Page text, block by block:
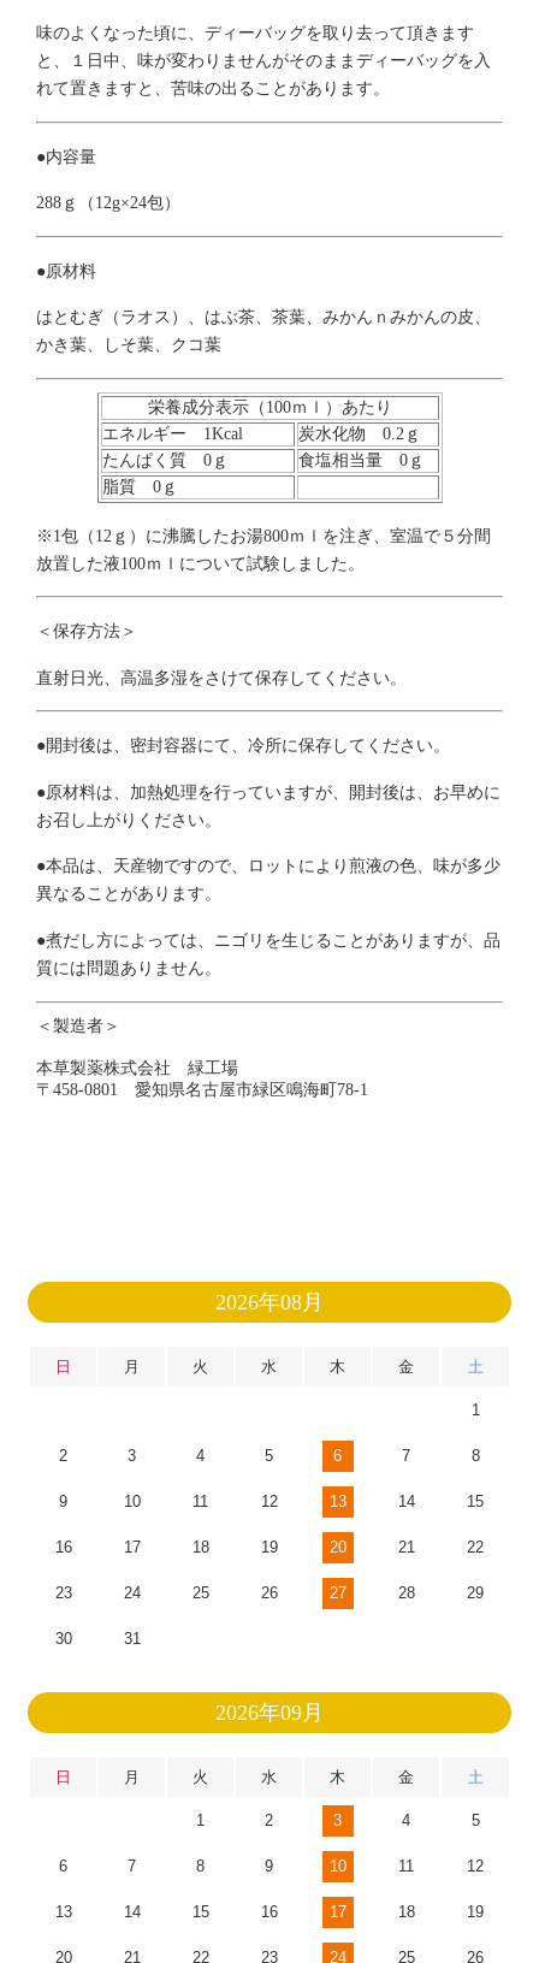
味のよくなった頃に、ディーバッグを取り去って頂きます
と、１日中、味が変わりませんがそのままディーバッグを入
れて置きますと、苦味の出ることがあります。
●内容量
288ｇ（12g×24包）
●原材料
はとむぎ（ラオス）、はぶ茶、茶葉、みかんｎみかんの皮、
かき葉、しそ葉、クコ葉
栄養成分表示（100ｍｌ）あたり
エネルギー 1Kcal
炭水化物 0.2ｇ
たんぱく質 0ｇ
食塩相当量 0ｇ
脂質 0ｇ
※1包（12ｇ）に沸騰したお湯800ｍｌを注ぎ、室温で５分間
放置した液100ｍｌについて試験しました。
＜保存方法＞
直射日光、高温多湿をさけて保存してください。
●開封後は、密封容器にて、冷所に保存してください。
●原材料は、加熱処理を行っていますが、開封後は、お早めに
お召し上がりください。
●本品は、天産物ですので、ロットにより煎液の色、味が多少
異なることがあります。
●煮だし方によっては、ニゴリを生じることがありますが、品
質には問題ありません。
＜製造者＞
本草製薬株式会社 緑工場
〒458-0801 愛知県名古屋市緑区鳴海町78-1
2026年08月
日 月 火 水 木 金 土
1
2 3 4 5 6 7 8
9 10 11 12 13 14 15
16 17 18 19 20 21 22
23 24 25 26 27 28 29
30 31
2026年09月
日 月 火 水 木 金 土
1 2 3 4 5
6 7 8 9 10 11 12
13 14 15 16 17 18 19
20 21 22 23 24 25 26